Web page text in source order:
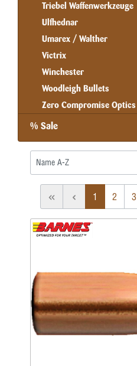
Triebel Waffenwerkzeuge
Ulfhednar
Umarex / Walther
Victrix
Winchester
Woodleigh Bullets
Zero Compromise Optics
% Sale
1 2 3